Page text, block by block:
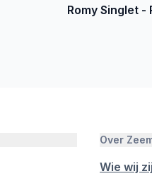
Romy Singlet -
Over
Wie wij